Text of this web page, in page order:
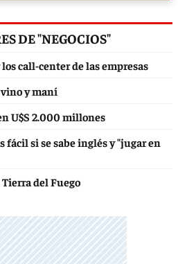
DE "NEGOCIOS"
call-center de las empresas
y maní
U$S 2.000 millones
fácil si se sabe inglés y "jugar en
del Fuego